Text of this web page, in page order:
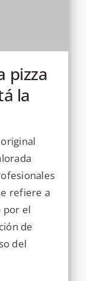
pizza
la
refiere a
por el
de
del